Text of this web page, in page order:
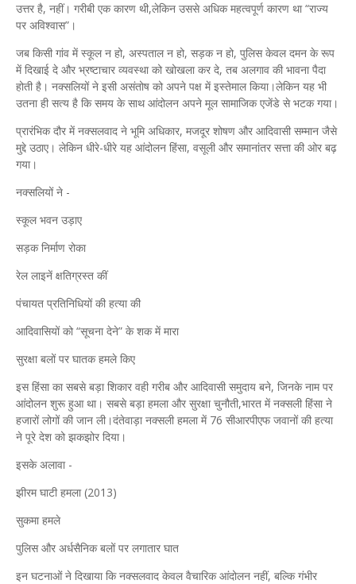
उत्तर है, नहीं। गरीबी एक कारण थी,लेकिन उससे अधिक महत्वपूर्ण कारण था “राज्य
पर अविश्वास”।
जब किसी गांव में स्कूल न हो, अस्पताल न हो, सड़क न हो, पुलिस केवल दमन के रूप
में दिखाई दे और भ्रष्टाचार व्यवस्था को खोखला कर दे, तब अलगाव की भावना पैदा
होती है। नक्सलियों ने इसी असंतोष को अपने पक्ष में इस्तेमाल किया।लेकिन यह भी
उतना ही सत्य है कि समय के साथ आंदोलन अपने मूल सामाजिक एजेंडे से भटक गया।
प्रारंभिक दौर में नक्सलवाद ने भूमि अधिकार, मजदूर शोषण और आदिवासी सम्मान जैसे
मुद्दे उठाए। लेकिन धीरे-धीरे यह आंदोलन हिंसा, वसूली और समानांतर सत्ता की ओर बढ़
गया।
नक्सलियों ने -
स्कूल भवन उड़ाए
सड़क निर्माण रोका
रेल लाइनें क्षतिग्रस्त कीं
पंचायत प्रतिनिधियों की हत्या की
आदिवासियों को “सूचना देने” के शक में मारा
सुरक्षा बलों पर घातक हमले किए
इस हिंसा का सबसे बड़ा शिकार वही गरीब और आदिवासी समुदाय बने, जिनके नाम पर
आंदोलन शुरू हुआ था। सबसे बड़ा हमला और सुरक्षा चुनौती,भारत में नक्सली हिंसा ने
हजारों लोगों की जान ली।दंतेवाड़ा नक्सली हमला में 76 सीआरपीएफ जवानों की हत्या
ने पूरे देश को झकझोर दिया।
इसके अलावा -
झीरम घाटी हमला (2013)
सुकमा हमले
पुलिस और अर्धसैनिक बलों पर लगातार घात
इन घटनाओं ने दिखाया कि नक्सलवाद केवल वैचारिक आंदोलन नहीं, बल्कि गंभीर